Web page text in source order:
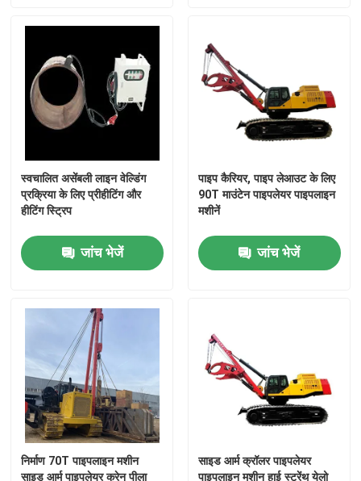
स्वचालित असेंबली लाइन वेल्डिंग
प्रक्रिया के लिए प्रीहीटिंग और
हीटिंग स्ट्रिप
जांच भेजें
पाइप कैरियर, पाइप लेआउट के लिए
90T माउंटेन पाइपलेयर पाइपलाइन
मशीनें
जांच भेजें
निर्माण 70T पाइपलाइन मशीन
साइड आर्म पाइपलेयर क्रेन पीला
साइड आर्म क्रॉलर पाइपलेयर
पाइपलाइन मशीन हाई स्ट्रेंथ येलो